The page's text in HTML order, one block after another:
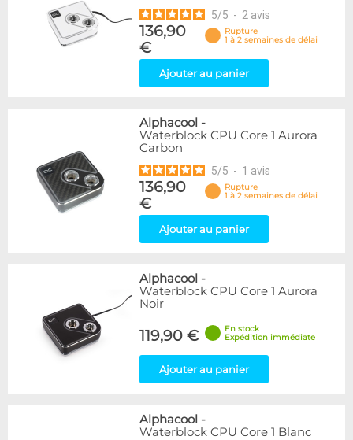
5/5 - 2 avis
136,90
€
Rupture
1 à 2 semaines de délai
Ajouter au panier
Alphacool -
Waterblock CPU Core 1 Aurora
Carbon
5/5 - 1 avis
136,90
€
Rupture
1 à 2 semaines de délai
Ajouter au panier
Alphacool -
Waterblock CPU Core 1 Aurora
Noir
119,90 €
En stock
Expédition immédiate
Ajouter au panier
Alphacool -
Waterblock CPU Core 1 Blanc